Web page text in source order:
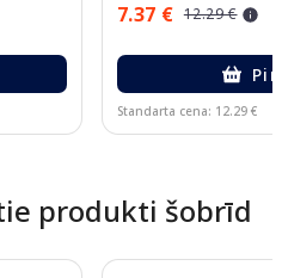
7.37 € 12.29 €
Standarta cena: 12.29 €
produkti šobrīd